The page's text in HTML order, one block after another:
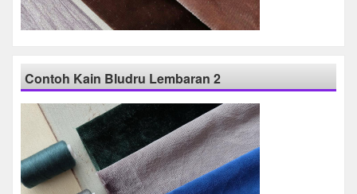
Contoh Kain Bludru Lembaran 2